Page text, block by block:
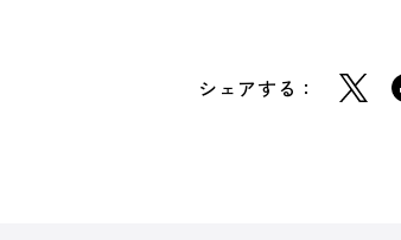
シェアする：